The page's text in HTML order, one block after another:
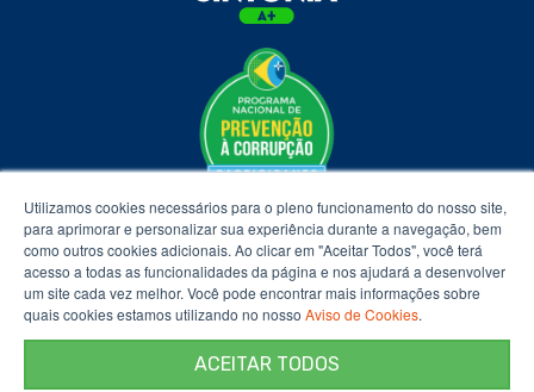
Utilizamos cookies necessários para o pleno funcionamento do nosso site,
para aprimorar e personalizar sua experiência durante a navegação, bem
como outros cookies adicionais. Ao clicar em "Aceitar Todos", você terá
acesso a todas as funcionalidades da página e nos ajudará a desenvolver
um site cada vez melhor. Você pode encontrar mais informações sobre
quais cookies estamos utilizando no nosso Aviso de Cookies.
ACEITAR TODOS